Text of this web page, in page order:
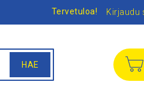
Tervetuloa! Kirjaudu
HAE